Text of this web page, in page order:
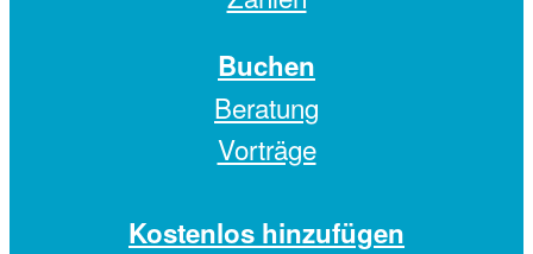
Buchen
Beratung
Vorträge
Kostenlos hinzufügen